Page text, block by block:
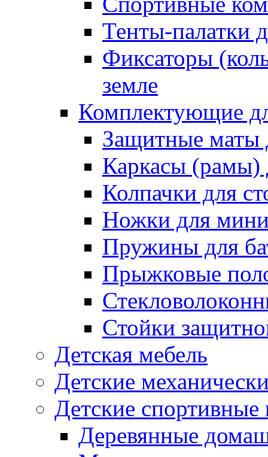
Тенты-палатки
Фиксаторы
земле
Комплектующие
Защитные маты
Каркасы (рамы)
Колпачки для
Ножки для
Пружины для
Прыжковые
Стойки
Детская мебель
Детские
Детские
Деревянные